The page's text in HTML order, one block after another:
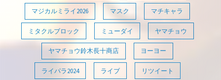
マジカルミライ2026 マスク マチキャラ
ミタクルブロック ミューダイ ヤマチョウ
ヤマチョウ鈴木長十商店 ヨーヨー
ライパラ2024 ライブ リツイート